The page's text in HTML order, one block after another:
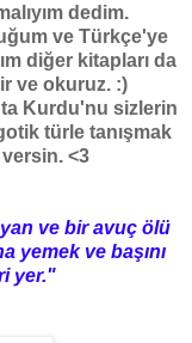
dedim.
ve Türkçe'ye
diğer kitapları da
ve okuruz. :)
Kurdu'nu sizlerin
türle tanışmak
<3
ve bir avuç ölü
yemek ve başını
yer."